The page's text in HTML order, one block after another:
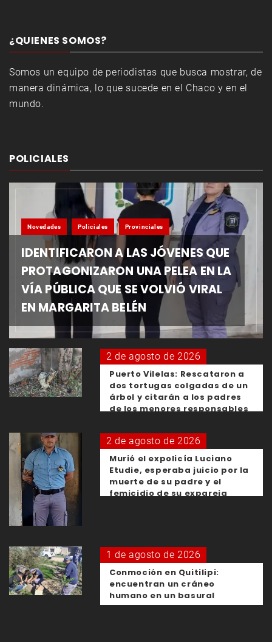
¿QUIENES SOMOS?
Somos un equipo de periodistas que busca mostrar, de
manera dinámica, lo que sucede en el Chaco y en el
mundo.
POLICIALES
Novedades Policiales Provinciales
IDENTIFICARON A LAS JÓVENES QUE
PROTAGONIZARON UNA PELEA EN LA
VÍA PÚBLICA QUE SE VOLVIÓ VIRAL
EN MARGARITA BELÉN
2 de agosto de 2026
Puerto Vilelas: Rescataron a
dos tortugas colgadas de un
árbol y citarán a los padres
de los menores responsables
2 de agosto de 2026
Murió el expolicía Luciano
Etudie, esperaba juicio por la
muerte de su padre y el
femicidio de su expareja
1 de agosto de 2026
Conmoción en Quitilipi:
encuentran un cráneo
humano en un basural